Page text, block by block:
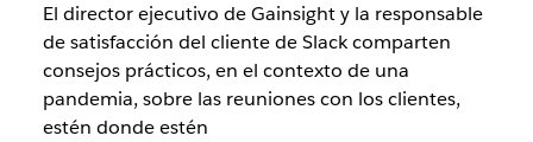
El director ejecutivo de Gainsight y la responsable
de satisfacción del cliente de Slack comparten
consejos prácticos, en el contexto de una
pandemia, sobre las reuniones con los clientes,
estén donde estén